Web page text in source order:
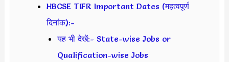
HBCSE TIFR Important Dates (महत्वपूर्ण
दिनांक):-
यह भी देखें:- State-wise Jobs or
Qualification-wise Jobs